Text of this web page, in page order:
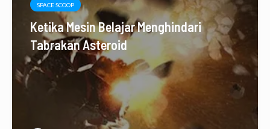
SPACE SCOOP
Ketika Mesin Belajar Menghindari
Tabrakan Asteroid